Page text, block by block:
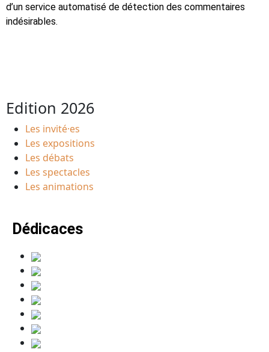
d’un service automatisé de détection des commentaires
indésirables.
Edition 2026
Les invité·es
Les expositions
Les débats
Les spectacles
Les animations
Dédicaces